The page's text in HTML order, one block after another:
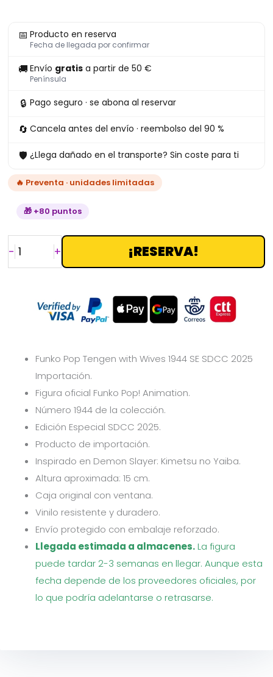
📅 Producto en reserva
Fecha de llegada por confirmar
🚚 Envío gratis a partir de 50 €
Península
🔒 Pago seguro · se abona al reservar
🔄 Cancela antes del envío · reembolso del 90 %
🛡 ¿Llega dañado en el transporte? Sin coste para ti
🔥 Preventa · unidades limitadas
🎁 +80 puntos
-
Pop
with
1944
SE
2025
Importación
cantidad
+ ¡RESERVA!
Funko Pop Tengen with Wives 1944 SE SDCC 2025
Importación.
Figura oficial Funko Pop! Animation.
Número 1944 de la colección.
Edición Especial SDCC 2025.
Producto de importación.
Inspirado en Demon Slayer: Kimetsu no Yaiba.
Altura aproximada: 15 cm.
Caja original con ventana.
Vinilo resistente y duradero.
Envío protegido con embalaje reforzado.
Llegada estimada a almacenes.La figura
puede tardar 2-3 semanas en llegar. Aunque esta
fecha depende de los proveedores oficiales, por
lo que podría adelantarse o retrasarse.